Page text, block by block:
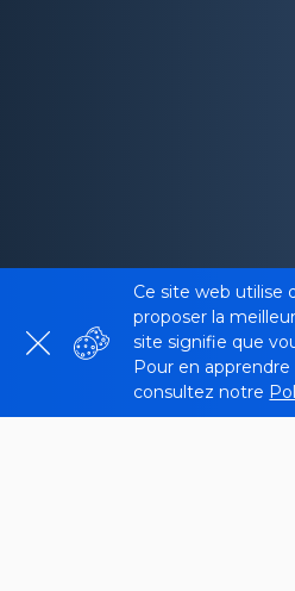
Ce site web utilise
proposer la
site signifie que
Pour en apprendre
consultez notre